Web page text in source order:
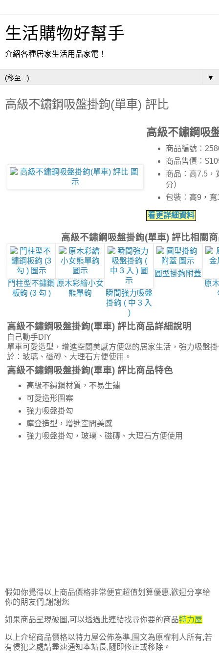
生活購物好幫手
介紹各種居家生活用品家電！
▼
高級不鏽鋼吸盤掛鉤(單車) 評比
高級不鏽鋼吸
商品編號：
商品售價：
商品：高7.5，
分）
包裝：高9，
看更詳細資料
高級不鏽鋼吸盤掛鉤(單車) 評比相關
門柱型不鏽鋼
板鉤 (3 勾 )
原木彩繪小女
熊單鉤
瞬間強力吸盤
掛鉤 ( 中 3 入
)
圓型掛鉤附蓋
原
高級不鏽鋼吸盤掛鉤(單車) 評比商品詳細說明
自己動手DIY
單車可愛造型，增進空間美感方便您的居家生活，強力吸盤
於：玻璃、磁磚、大理石方便使用。
高級不鏽鋼吸盤掛鉤(單車) 評比商品特色
高級不鏽鋼材質，不易生鏽
可愛造形圖案
強力吸盤掛勾
摩登造型，增進空間美感
強力吸盤掛勾，玻璃、磁磚、大理石方便使用
假如你覺得以上商品價格非常便宜超值划算優惠,歡迎分享給
你的朋友們,謝謝您
如果商品呈現破圖,可以透過此連結找尋你要的商品特力屋
以上介紹商品價格以特力屋公佈為準,圖文為原權利人所有,若
有侵犯之處請盡速通知本站長,隨即修正或移除。